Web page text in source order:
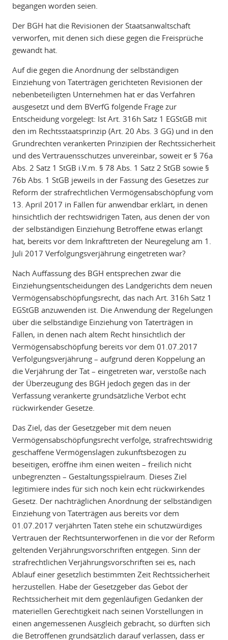
begangen worden seien.
Der BGH hat die Revisionen der Staatsanwaltschaft
verworfen, mit denen sich diese gegen die Freisprüche
gewandt hat.
Auf die gegen die Anordnung der selbständigen
Einziehung von Taterträgen gerichteten Revisionen der
nebenbeteiligten Unternehmen hat er das Verfahren
ausgesetzt und dem BVerfG folgende Frage zur
Entscheidung vorgelegt: Ist Art. 316h Satz 1 EGStGB mit
den im Rechtsstaatsprinzip (Art. 20 Abs. 3 GG) und in den
Grundrechten verankerten Prinzipien der Rechtssicherheit
und des Vertrauensschutzes unvereinbar, soweit er § 76a
Abs. 2 Satz 1 StGB i.V.m. § 78 Abs. 1 Satz 2 StGB sowie §
76b Abs. 1 StGB jeweils in der Fassung des Gesetzes zur
Reform der strafrechtlichen Vermögensabschöpfung vom
13. April 2017 in Fällen für anwendbar erklärt, in denen
hinsichtlich der rechtswidrigen Taten, aus denen der von
der selbständigen Einziehung Betroffene etwas erlangt
hat, bereits vor dem Inkrafttreten der Neuregelung am 1.
Juli 2017 Verfolgungsverjährung eingetreten war?
Nach Auffassung des BGH entsprechen zwar die
Einziehungsentscheidungen des Landgerichts dem neuen
Vermögensabschöpfungsrecht, das nach Art. 316h Satz 1
EGStGB anzuwenden ist. Die Anwendung der Regelungen
über die selbständige Einziehung von Taterträgen in
Fällen, in denen nach altem Recht hinsichtlich der
Vermögensabschöpfung bereits vor dem 01.07.2017
Verfolgungsverjährung – aufgrund deren Koppelung an
die Verjährung der Tat – eingetreten war, verstoße nach
der Überzeugung des BGH jedoch gegen das in der
Verfassung verankerte grundsätzliche Verbot echt
rückwirkender Gesetze.
Das Ziel, das der Gesetzgeber mit dem neuen
Vermögensabschöpfungsrecht verfolge, strafrechtswidrig
geschaffene Vermögenslagen zukunftsbezogen zu
beseitigen, eröffne ihm einen weiten – freilich nicht
unbegrenzten – Gestaltungsspielraum. Dieses Ziel
legitimiere indes für sich noch kein echt rückwirkendes
Gesetz. Der nachträglichen Anordnung der selbständigen
Einziehung von Taterträgen aus bereits vor dem
01.07.2017 verjährten Taten stehe ein schutzwürdiges
Vertrauen der Rechtsunterworfenen in die vor der Reform
geltenden Verjährungsvorschriften entgegen. Sinn der
strafrechtlichen Verjährungsvorschriften sei es, nach
Ablauf einer gesetzlich bestimmten Zeit Rechtssicherheit
herzustellen. Habe der Gesetzgeber das Gebot der
Rechtssicherheit mit dem gegenläufigen Gedanken der
materiellen Gerechtigkeit nach seinen Vorstellungen in
einen angemessenen Ausgleich gebracht, so dürften sich
die Betroffenen grundsätzlich darauf verlassen, dass er